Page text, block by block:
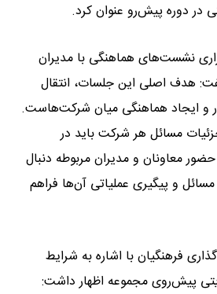
در دوره پیش‌رو عنوان کرد.
نشست‌های هماهنگی با مدیران
هدف اصلی این جلسات، انتقال
و ایجاد هماهنگی میان شرکت‌هاست.
مسائل هر شرکت باید در
معاونان و مدیران مربوطه دنبال
و پیگیری عملیاتی آن‌ها فراهم
فرهنگیان با اشاره به شرایط
پیش‌روی مجموعه اظهار داشت: